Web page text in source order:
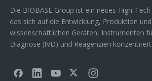
Die BIOBASE Group ist ein neues High-
das sich auf die Entwicklung, Produktion
wissenschaftlichen Geräten, Instrumenten
Diagnose (IVD) und Reagenzien konzentriert.